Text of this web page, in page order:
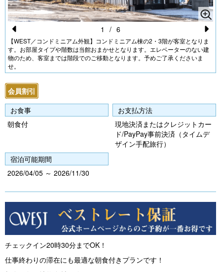
Pr
e
vi
o
u
s
【WEST／コンドミニアム外観】コンドミニアム棟の2・3階が客室となりま
す。お部屋タイプや階数は当館おまかせとなります。エレベーターのない建
物のため、客室までは階段でのご移動となります。予めご了承くださいま
せ。
N
e
xt
1 / 6
会員割引
お食事
朝食付
お支払方法
現地決済またはクレジットカー
ド/PayPay事前決済（タイムデ
ザイン手配旅行）
宿泊可能期間
2026/04/05 ～ 2026/11/30
チェックイン20時30分までOK！
仕事終わりの滞在にも最適な朝食付きプランです！